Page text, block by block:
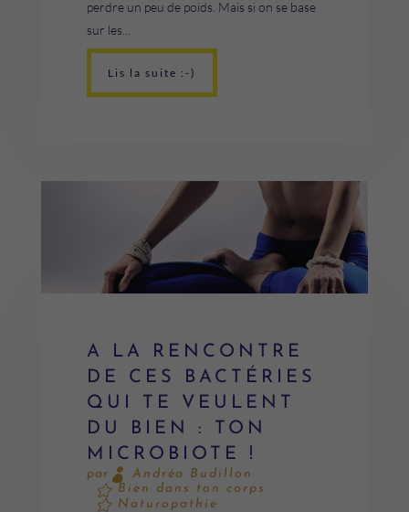
perdre un peu de poids. Mais si on se base
sur les...
Lis la suite :-)
A LA RENCONTRE
DE CES BACTÉRIES
QUI TE VEULENT
DU BIEN : TON
MICROBIOTE !
par
Andréa Budillon
Bien dans ton corps
Naturopathie